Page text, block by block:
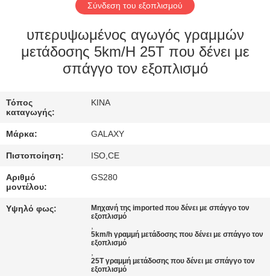
ΕΠΙΣΚΈΨΕΙΣ
ΣΤΟ
ΕΡΓΟΣΤΆΣΙΟ
ΠΟΙΌΤΗΤΑΣ
ΜΑΣ
ΥΠΟΘΈΣΕΙΣ
Σύνδεση του εξοπλισμού
υπερυψωμένος αγωγός γραμμών
μετάδοσης 5km/H 25T που δένει με
σπάγγο τον εξοπλισμό
Τόπος
καταγωγής:
ΚΙΝΑ
Μάρκα: GALAXY
Πιστοποίηση: ISO,CE
Αριθμό
μοντέλου:
GS280
Υψηλό φως:
Μηχανή της imported που δένει με σπάγγο τον
εξοπλισμό
,
5km/h γραμμή μετάδοσης που δένει με σπάγγο τον
εξοπλισμό
,
25T γραμμή μετάδοσης που δένει με σπάγγο τον
εξοπλισμό